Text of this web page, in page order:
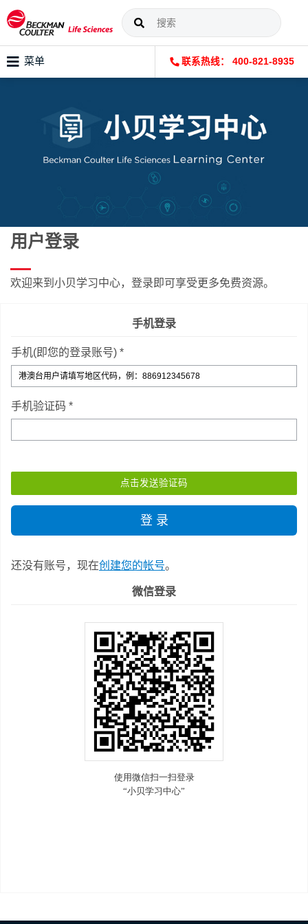
菜单 联系热线： 400-821-8935
用户登录
欢迎来到小贝学习中心，登录即可享受更多免费资源。
手机登录
手机(即您的登录账号) *
手机验证码 *
还没有账号，现在创建您的帐号。
微信登录